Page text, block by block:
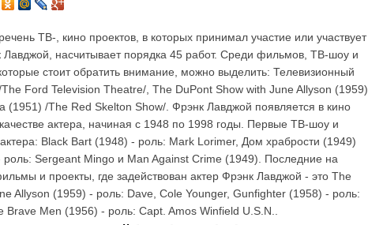
ТВ-, кино проектов, в которых принимал участие или участвует
Лавджой, насчитывает порядка 45 работ. Среди фильмов, ТВ-шоу и
стоит обратить внимание, можно выделить: Телевизионный
Ford Television Theatre/, The DuPont Show with June Allyson (1959)
(1951) /The Red Skelton Show/. Фрэнк Лавджой появляется в кино
актера, начиная с 1948 по 1998 годы. Первые ТВ-шоу и
Black Bart (1948) - роль: Mark Lorimer, Дом храбрости (1949)
Sergeant Mingo и Man Against Crime (1949). Последние на
и проекты, где задействован актер Фрэнк Лавджой - это The
Allyson (1959) - роль: Dave, Cole Younger, Gunfighter (1958) - роль:
Brave Men (1956) - роль: Capt. Amos Winfield U.S.N..